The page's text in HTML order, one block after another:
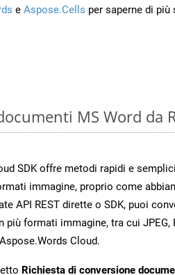
e Aspose.Cells per saperne di più
MS Word da
SDK offre metodi rapidi e
immagine, proprio come
API REST dirette o SDK, puoi
formati immagine, tra cui JPEG,
Cloud.
Richiesta di conversione